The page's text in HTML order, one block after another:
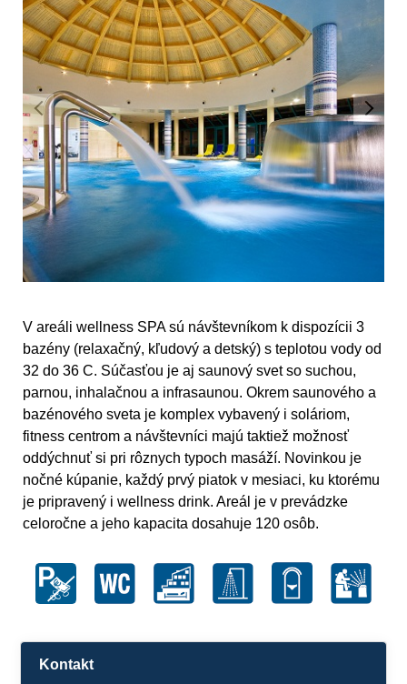
V areáli wellness SPA sú návštevníkom k dispozícii 3
bazény (relaxačný, kľudový a detský) s teplotou vody od
32 do 36 C. Súčasťou je aj saunový svet so suchou,
parnou, inhalačnou a infrasaunou. Okrem saunového a
bazénového sveta je komplex vybavený i soláriom,
fitness centrom a návštevníci majú taktiež možnosť
oddýchnuť si pri rôznych typoch masáží. Novinkou je
nočné kúpanie, každý prvý piatok v mesiaci, ku ktorému
je pripravený i wellness drink. Areál je v prevádzke
celoročne a jeho kapacita dosahuje 120 osôb.
Kontakt